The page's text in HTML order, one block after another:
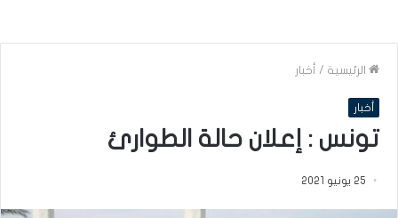
الرئيسية / أخبار
أخبار
تونس : إعلان حالة الطوارئ
25 يونيو 2021